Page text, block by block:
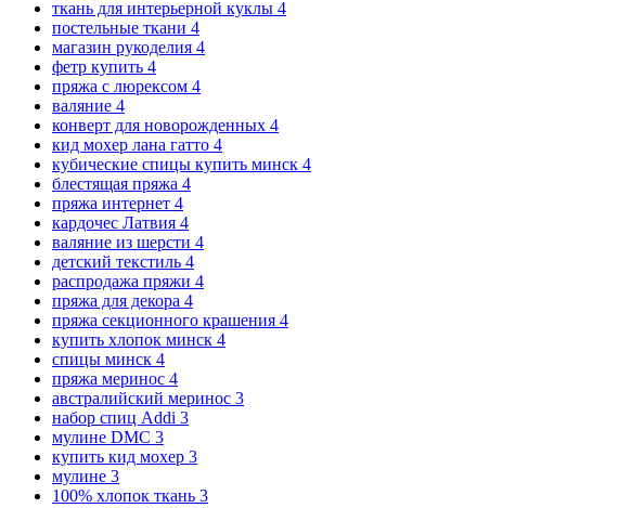
ткань для интерьерной куклы 4
постельные ткани 4
магазин рукоделия 4
фетр купить 4
пряжа с люрексом 4
валяние 4
конверт для новорожденных 4
кид мохер лана гатто 4
кубические спицы купить минск 4
блестящая пряжа 4
пряжа интернет 4
кардочес Латвия 4
валяние из шерсти 4
детский текстиль 4
распродажа пряжи 4
пряжа для декора 4
пряжа секционного крашения 4
купить хлопок минск 4
спицы минск 4
пряжа меринос 4
австралийский меринос 3
набор спиц Addi 3
мулине DMC 3
купить кид мохер 3
мулине 3
100% хлопок ткань 3